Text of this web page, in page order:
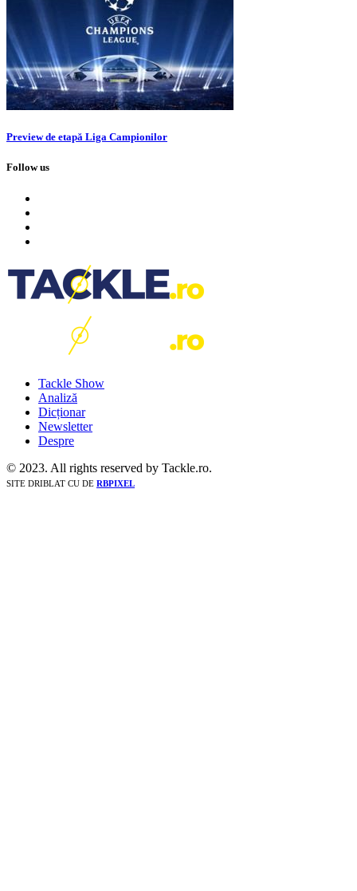
Preview de etapă Liga Campionilor
Follow us
Tackle Show
Analiză
Dicționar
Newsletter
Despre
© 2023. All rights reserved by Tackle.ro.
SITE DRIBLAT CU DE RBPIXEL